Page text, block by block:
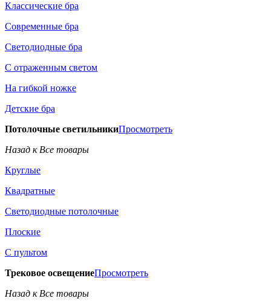
Классические бра
Современные бра
Светодиодные бра
С отраженным светом
На гибкой ножке
Детские бра
Потолочные светильникиПросмотреть
Назад к Все товары
Круглые
Квадратные
Светодиодные потолочные
Плоские
С пультом
Трековое освещениеПросмотреть
Назад к Все товары